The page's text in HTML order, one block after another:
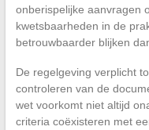
onberispelijke aanvragen
kwetsbaarheden in de
betrouwbaarder blijken
De regelgeving verplicht
controleren van de
wet voorkomt niet altijd
criteria coëxisteren met